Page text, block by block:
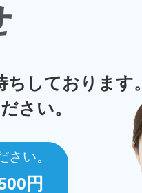
しております。
さい。
い。
円